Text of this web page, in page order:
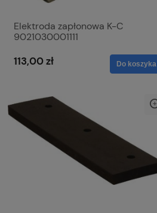
Elektroda zapłonowa K-C
9021030001111
113,00 zł Do koszyka